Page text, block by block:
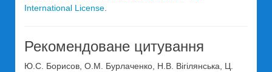
International License
Рекомендоване цитування
Ю.С. Борисов, О.М. Бурлаченко, Н.В. Вігілянська, Ц.